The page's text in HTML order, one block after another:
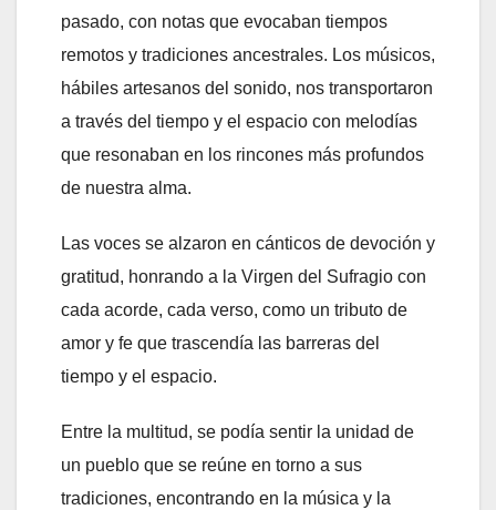
pasado, con notas que evocaban tiempos
remotos y tradiciones ancestrales. Los músicos,
hábiles artesanos del sonido, nos transportaron
a través del tiempo y el espacio con melodías
que resonaban en los rincones más profundos
de nuestra alma.
Las voces se alzaron en cánticos de devoción y
gratitud, honrando a la Virgen del Sufragio con
cada acorde, cada verso, como un tributo de
amor y fe que trascendía las barreras del
tiempo y el espacio.
Entre la multitud, se podía sentir la unidad de
un pueblo que se reúne en torno a sus
tradiciones, encontrando en la música y la